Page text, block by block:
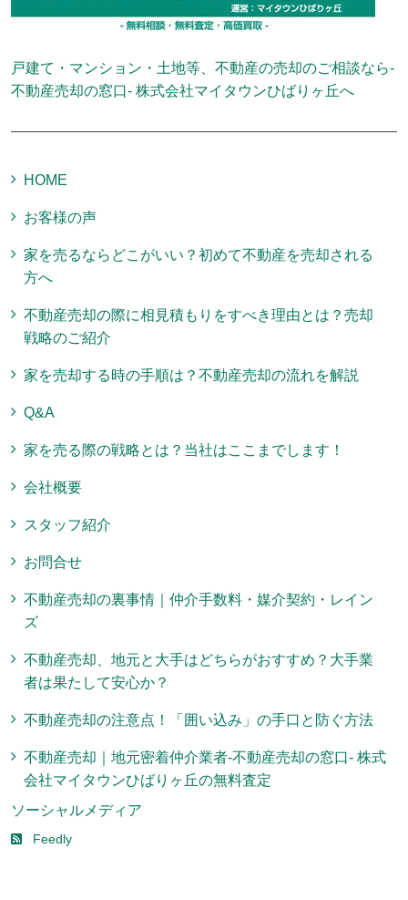
戸建て・マンション・土地等、不動産の売却のご相談なら-
不動産売却の窓口- 株式会社マイタウンひばりヶ丘へ
HOME
お客様の声
家を売るならどこがいい？初めて不動産を売却される
方へ
不動産売却の際に相見積もりをすべき理由とは？売却
戦略のご紹介
家を売却する時の手順は？不動産売却の流れを解説
Q&A
家を売る際の戦略とは？当社はここまでします！
会社概要
スタッフ紹介
お問合せ
不動産売却の裏事情｜仲介手数料・媒介契約・レイン
ズ
不動産売却、地元と大手はどちらがおすすめ？大手業
者は果たして安心か？
不動産売却の注意点！「囲い込み」の手口と防ぐ方法
不動産売却｜地元密着仲介業者-不動産売却の窓口- 株式
会社マイタウンひばりヶ丘の無料査定
ソーシャルメディア
Feedly